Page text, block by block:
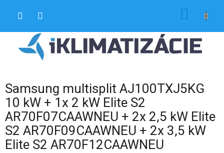
Samsung multisplit AJ100TXJ5KG
10 kW + 1x 2 kW Elite S2
AR70F07CAAWNEU + 2x 2,5 kW Elite
S2 AR70F09CAAWNEU + 2x 3,5 kW
Elite S2 AR70F12CAAWNEU